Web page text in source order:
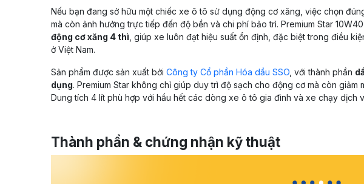
Nếu bạn đang sở hữu một chiếc xe ô tô sử dụng động cơ xăng, việc chọn
mà còn ảnh hưởng trực tiếp đến độ bền và chi phí bảo trì. Premium Star
động cơ xăng 4 thì , giúp xe luôn đạt hiệu suất ổn định, đặc biệt trong điều
ở Việt Nam.
Sản phẩm được sản xuất bởi Công ty Cổ phần Hóa dầu SSO , với thành phần
dụng. Premium Star không chỉ giúp duy trì độ sạch cho động cơ mà còn giảm
Dung tích 4 lít phù hợp với hầu hết các dòng xe ô tô gia đình và xe chạy dịch
Thành phần & chứng nhận kỹ thuật